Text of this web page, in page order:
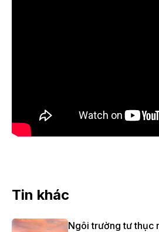
Tin khác
Ngôi trường tư thục